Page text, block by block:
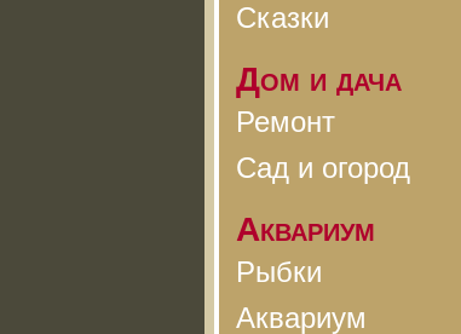
Сказки
Дом и дача
Ремонт
Сад и огород
Аквариум
Рыбки
Аквариум